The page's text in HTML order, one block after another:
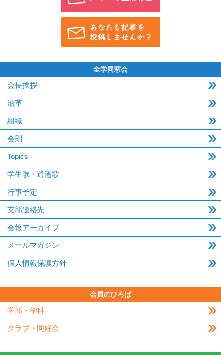
全学同窓会
会長挨拶
沿革
組織
会則
Topics
学生歌・逍遥歌
行事予定
支部連絡先
会報アーカイブ
メールマガジン
個人情報保護方針
会員のひろば
学部・学科
クラブ・同好会